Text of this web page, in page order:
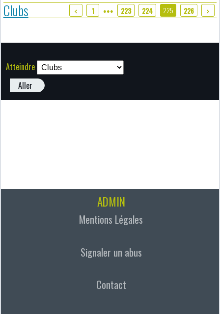
Clubs 1 ●●● 223 224 225 226
Atteindre
Aller
ADMIN
Mentions Légales
Signaler un abus
Contact